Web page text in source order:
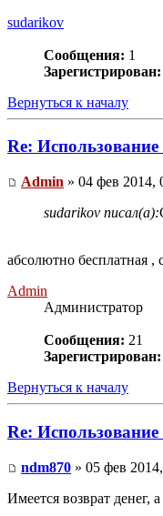
sudarikov
Сообщения: 1
Зарегистрирован:
Вернуться к началу
Re:
Admin » 04 фев 2014,
sudarikov писал(а):
абсолютно бесплатная
Admin
Администратор
Сообщения: 21
Зарегистрирован:
Вернуться к началу
Re:
ndm870 » 05 фев
Имеется возврат денег,